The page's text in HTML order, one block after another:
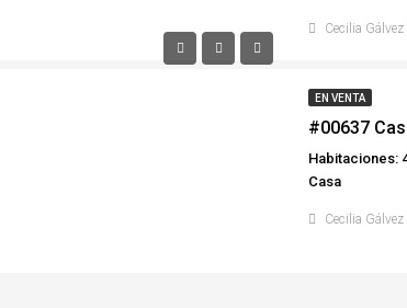
Cecilia Gálvez
EN VENTA
#00637
Habitaciones:
Casa
Cecilia Gálvez